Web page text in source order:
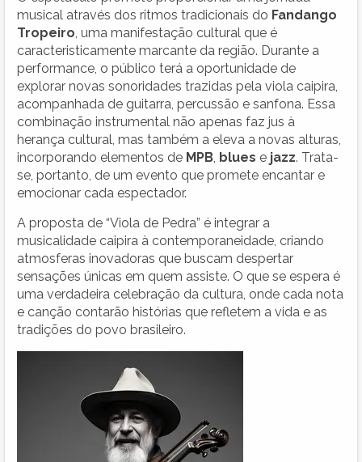
musical através dos ritmos tradicionais do Fandango
Tropeiro , uma manifestação cultural que é
caracteristicamente marcante da região. Durante a
performance, o público terá a oportunidade de
explorar novas sonoridades trazidas pela viola caipira,
acompanhada de guitarra, percussão e sanfona. Essa
combinação instrumental não apenas faz jus à
herança cultural, mas também a eleva a novas alturas,
incorporando elementos de MPB blues e jazz. Trata-
se, portanto, de um evento que promete encantar e
emocionar cada espectador.
A proposta de “Viola de Pedra” é integrar a
musicalidade caipira à contemporaneidade, criando
atmosferas inovadoras que buscam despertar
sensações únicas em quem assiste. O que se espera é
uma verdadeira celebração da cultura, onde cada nota
e canção contarão histórias que refletem a vida e as
tradições do povo brasileiro.